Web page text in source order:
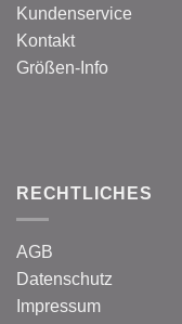
Kundenservice
Kontakt
Größen-Info
RECHTLICHES
AGB
Datenschutz
Impressum